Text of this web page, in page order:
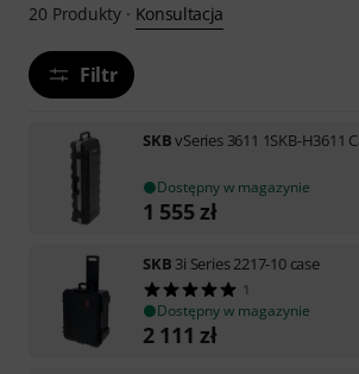
20 Produkty· Konsultacja
Filtr
SKBvSeries 3611 1SKB-H3611
Dostępny w magazynie
1 555zł
SKB 3i Series 2217-10 case
1
Dostępny w magazynie
2 111 zł